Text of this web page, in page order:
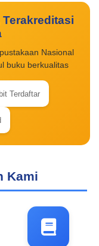
Nasional
buku berkualitas
Terdaftar
Kami